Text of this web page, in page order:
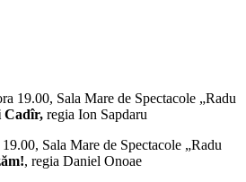
19.00, Sala Mare de Spectacole „Radu
Cadîr, regia Ion Sapdaru
Sala Mare de Spectacole „Radu
, regia Daniel Onoae